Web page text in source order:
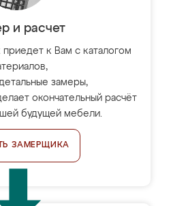
и расчет
к Вам с каталогом
замеры,
окончательный расчёт
будущей мебели.
ЗАМЕРЩИКА